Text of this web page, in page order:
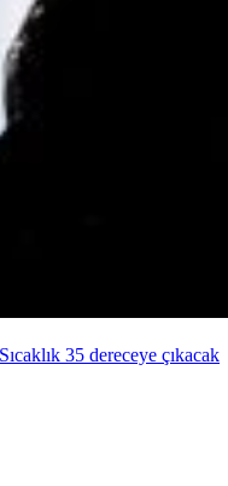
35 dereceye çıkacak